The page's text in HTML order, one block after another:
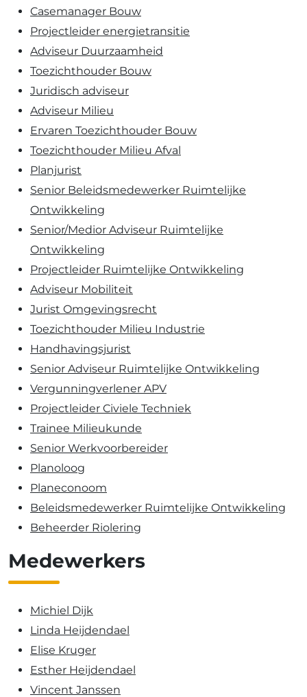
Casemanager Bouw
Projectleider energietransitie
Adviseur Duurzaamheid
Toezichthouder Bouw
Juridisch adviseur
Adviseur Milieu
Ervaren Toezichthouder Bouw
Toezichthouder Milieu Afval
Planjurist
Senior Beleidsmedewerker Ruimtelijke
Ontwikkeling
Senior/Medior Adviseur Ruimtelijke
Ontwikkeling
Projectleider Ruimtelijke Ontwikkeling
Adviseur Mobiliteit
Jurist Omgevingsrecht
Toezichthouder Milieu Industrie
Handhavingsjurist
Senior Adviseur Ruimtelijke Ontwikkeling
Vergunningverlener APV
Projectleider Civiele Techniek
Trainee Milieukunde
Senior Werkvoorbereider
Planoloog
Planeconoom
Beleidsmedewerker Ruimtelijke Ontwikkeling
Beheerder Riolering
Medewerkers
Michiel Dijk
Linda Heijdendael
Elise Kruger
Esther Heijdendael
Vincent Janssen